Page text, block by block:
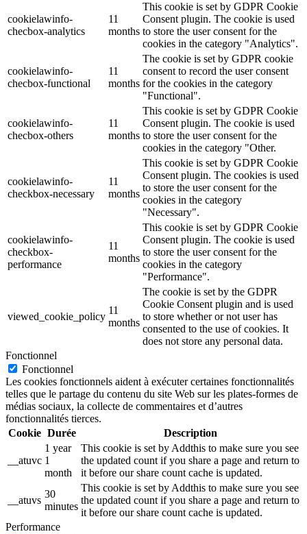
cookielawinfo-
checbox-analytics
11
months
This cookie is set by GDPR Cookie
Consent plugin. The cookie is used
to store the user consent for the
cookies in the category "Analytics".
cookielawinfo-
checbox-functional
11
months
The cookie is set by GDPR cookie
consent to record the user consent
for the cookies in the category
"Functional".
cookielawinfo-
checbox-others
11
months
This cookie is set by GDPR Cookie
Consent plugin. The cookie is used
to store the user consent for the
cookies in the category "Other.
cookielawinfo-
checkbox-necessary
11
months
This cookie is set by GDPR Cookie
Consent plugin. The cookies is used
to store the user consent for the
cookies in the category
"Necessary".
cookielawinfo-
checkbox-
performance
11
months
This cookie is set by GDPR Cookie
Consent plugin. The cookie is used
to store the user consent for the
cookies in the category
"Performance".
viewed_cookie_policy
11
months
The cookie is set by the GDPR
Cookie Consent plugin and is used
to store whether or not user has
consented to the use of cookies. It
does not store any personal data.
Fonctionnel
Fonctionnel
Les cookies fonctionnels aident à exécuter certaines fonctionnalités
telles que le partage du contenu du site Web sur les plates-formes de
médias sociaux, la collecte de commentaires et d’autres
fonctionnalités tierces.
Cookie Durée Description
__atuvc
1 year
1
month
This cookie is set by Addthis to make sure you see
the updated count if you share a page and return to
it before our share count cache is updated.
__atuvs
30
minutes
This cookie is set by Addthis to make sure you see
the updated count if you share a page and return to
it before our share count cache is updated.
Performance